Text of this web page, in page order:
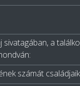
a
számát